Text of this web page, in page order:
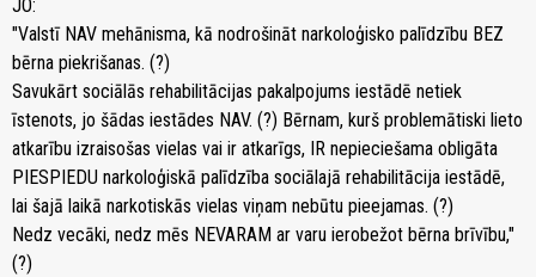
JO:
"Valstī NAV mehānisma, kā nodrošināt narkoloģisko palīdzību BEZ
bērna piekrišanas. (?)
Savukārt sociālās rehabilitācijas pakalpojums iestādē netiek
īstenots, jo šādas iestādes NAV. (?) Bērnam, kurš problemātiski lieto
atkarību izraisošas vielas vai ir atkarīgs, IR nepieciešama obligāta
PIESPIEDU narkoloģiskā palīdzība sociālajā rehabilitācija iestādē,
lai šajā laikā narkotiskās vielas viņam nebūtu pieejamas. (?)
Nedz vecāki, nedz mēs NEVARAM ar varu ierobežot bērna brīvību,"
(?)